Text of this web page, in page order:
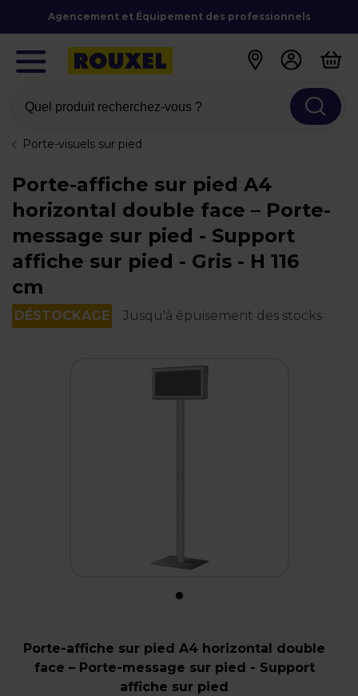
Agencement et Équipement des professionnels
Quel produit recherchez-vous ?
Porte-visuels sur pied
Porte-affiche sur pied A4
horizontal double face – Porte-
message sur pied - Support
affiche sur pied - Gris - H 116
cm
DÉSTOCKAGE Jusqu'à épuisement des stocks
Porte-affiche sur pied A4 horizontal double
face – Porte-message sur pied - Support
affiche sur pied